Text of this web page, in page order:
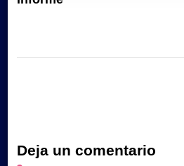
Deja un comentario